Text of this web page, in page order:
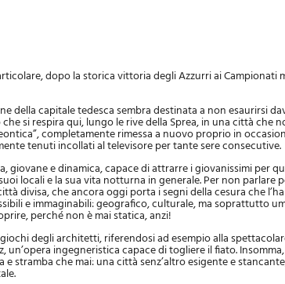
dopo la storica vittoria degli Azzurri ai Campionati
della capitale tedesca sembra destinata a non esaurirsi
si respira qui, lungo le rive della Sprea, in una città che
completamente rimessa a nuovo proprio in
tenuti incollati al televisore per tante sere consecutive.
giovane e dinamica, capace di attrarre i giovanissimi per
locali e la sua vita notturna in generale. Per non parlare
divisa, che ancora oggi porta i segni della cesura che l’ha
e immaginabili: geografico, culturale, ma soprattutto
perché non è mai statica, anzi!
degli architetti, riferendosi ad esempio alla
un’opera ingegneristica capace di togliere il fiato.
stramba che mai: una città senz’altro esigente e